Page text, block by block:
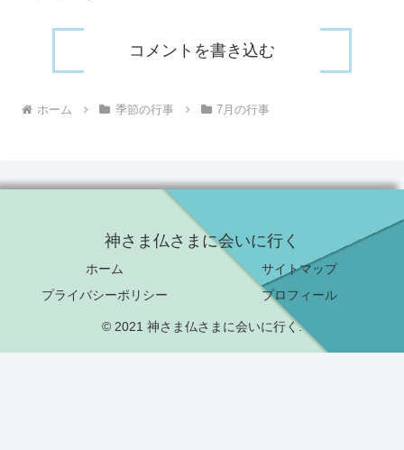
コメントを書き込む
ホーム 季節の行事 7月の行事
神さま仏さまに会いに行く
ホーム
サイトマップ
プライバシーポリシー
プロフィール
© 2021 神さま仏さまに会いに行く.